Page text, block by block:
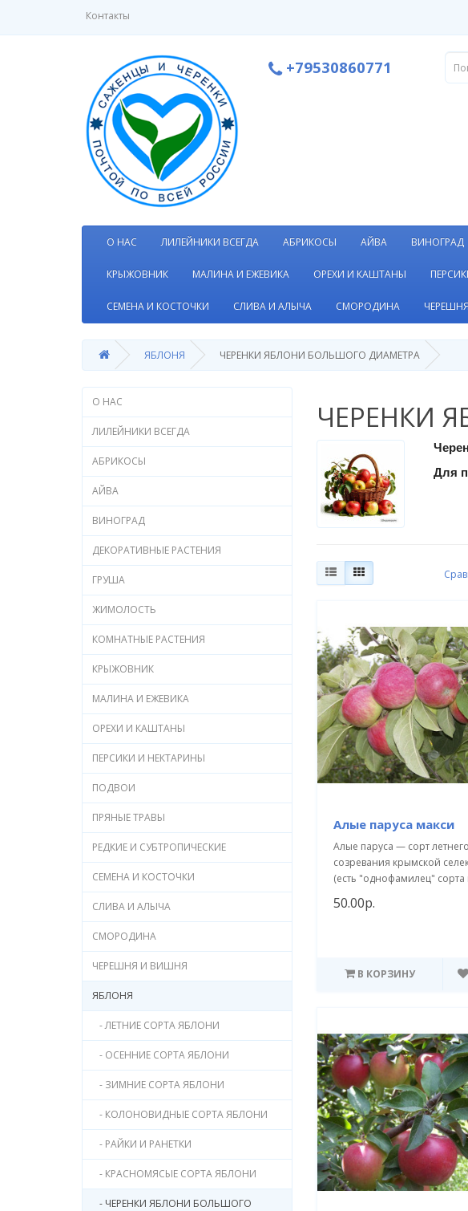
Контакты
+79530860771
О НАС ЛИЛЕЙНИКИ ВСЕГДА АБРИКОСЫ АЙВА ВИНОГРАД
КРЫЖОВНИК МАЛИНА И ЕЖЕВИКА ОРЕХИ И КАШТАНЫ
СЕМЕНА И КОСТОЧКИ СЛИВА И АЛЫЧА СМОРОДИНА
ЯБЛОНЯ ЧЕРЕНКИ ЯБЛОНИ БОЛЬШОГО ДИАМЕТРА
О НАС
ЛИЛЕЙНИКИ ВСЕГДА
АБРИКОСЫ
АЙВА
ВИНОГРАД
ДЕКОРАТИВНЫЕ РАСТЕНИЯ
ГРУША
ЖИМОЛОСТЬ
КОМНАТНЫЕ РАСТЕНИЯ
КРЫЖОВНИК
МАЛИНА И ЕЖЕВИКА
ОРЕХИ И КАШТАНЫ
ПЕРСИКИ И НЕКТАРИНЫ
ПОДВОИ
ПРЯНЫЕ ТРАВЫ
РЕДКИЕ И СУБТРОПИЧЕСКИЕ
СЕМЕНА И КОСТОЧКИ
СЛИВА И АЛЫЧА
СМОРОДИНА
ЧЕРЕШНЯ И ВИШНЯ
ЯБЛОНЯ
- ЛЕТНИЕ СОРТА ЯБЛОНИ
- ОСЕННИЕ СОРТА ЯБЛОНИ
- ЗИМНИЕ СОРТА ЯБЛОНИ
- КОЛОНОВИДНЫЕ СОРТА ЯБЛОНИ
- РАЙКИ И РАНЕТКИ
- КРАСНОМЯСЫЕ СОРТА ЯБЛОНИ
- ЧЕРЕНКИ ЯБЛОНИ БОЛЬШОГО
ЧЕРЕНКИ
Для
Алые паруса макси
Алые паруса — сорт
созревания крымской
(есть "однофамилец" сорта
50.00р.
В КОРЗИНУ